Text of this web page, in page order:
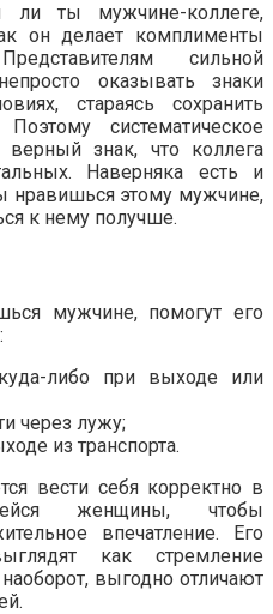
ли ты мужчине-коллеге,
он делает комплименты
сильной
оказывать знаки
стараясь сохранить
систематическое
знак, что коллега
Наверняка есть и
нравишься этому мужчине,
к нему получше.
мужчине, помогут его
либо при выходе или
через лужу;
из транспорта.
вести себя корректно в
женщины, чтобы
впечатление. Его
как стремление
выгодно отличают